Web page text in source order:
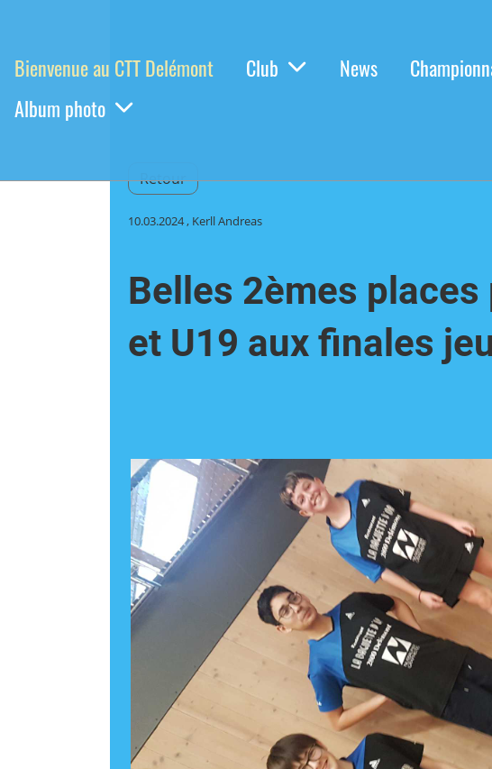
Bienvenue au CTT Delémont Club News
Album photo
Retour
10.03.2024, Kerll Andreas
Belles 2èmes
et U19 aux finales